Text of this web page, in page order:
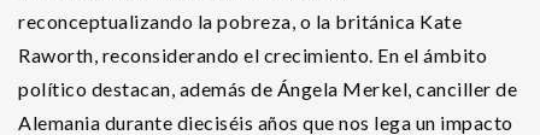
reconceptualizando la pobreza, o la británica Kate
Raworth, reconsiderando el crecimiento. En el ámbito
político destacan, además de Ángela Merkel, canciller de
Alemania durante dieciséis años que nos lega un impacto